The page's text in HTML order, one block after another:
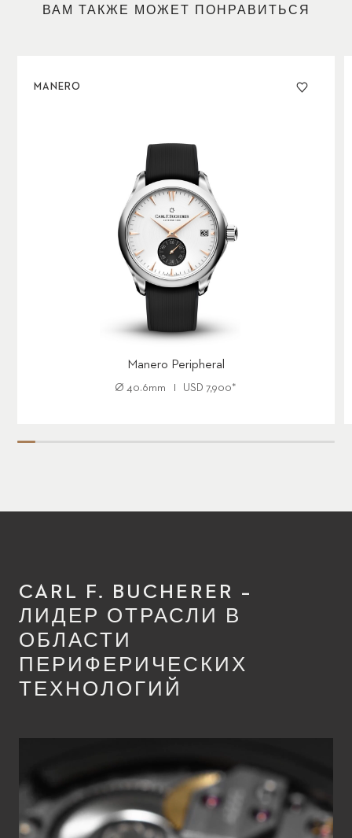
ВАМ ТАКЖЕ МОЖЕТ ПОНРАВИТЬСЯ
MANERO
Manero Peripheral
Ø 40.6mm USD 7,900*
CARL F. BUCHERER –
ЛИДЕР ОТРАСЛИ В
ОБЛАСТИ
ПЕРИФЕРИЧЕСКИХ
ТЕХНОЛОГИЙ